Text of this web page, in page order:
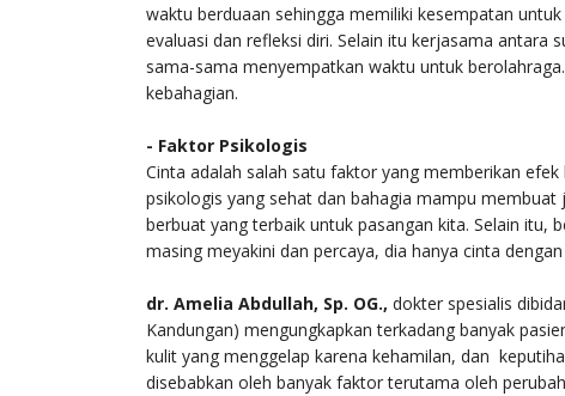
waktu berduaan sehingga memiliki kesempatan
evaluasi dan refleksi diri. Selain itu kerjasama antara
sama-sama menyempatkan waktu untuk
kebahagian.
- Faktor Psikologis
Cinta adalah salah satu faktor yang memberikan
psikologis yang sehat dan bahagia mampu
berbuat yang terbaik untuk pasangan kita. Selain itu,
masing meyakini dan percaya, dia hanya cinta
dr. Amelia Abdullah, Sp. OG., dokter spesialis
Kandungan) mengungkapkan terkadang banyak
kulit yang menggelap karena kehamilan, dan
disebabkan oleh banyak faktor terutama oleh